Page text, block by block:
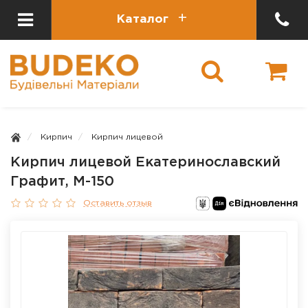
Каталог
Кирпич Кирпич лицевой
Кирпич лицевой Екатеринославский
Графит, М-150
Оставить отзыв